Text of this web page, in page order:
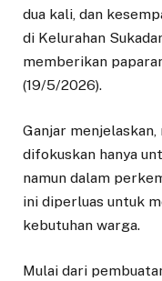
dua kali, dan
di Kelurahan
memberikan
(19/5/2026).
​​Ganjar
difokuskan hanya
namun dalam
ini diperluas untuk
kebutuhan warga.
Mulai dari